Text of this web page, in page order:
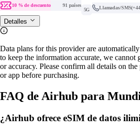
10 % de descuento
91 países
5G
Llamadas/SMS
Detalles
Data plans for this provider are
to keep the information accurate, we cannot
or accuracy. Please confirm all details on
or app before purchasing.
FAQ de Airhub para
¿Airhub ofrece eSIM de datos